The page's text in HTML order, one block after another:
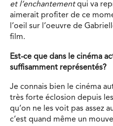
et l’enchantementqui va
aimerait profiter de ce
l’oeil sur l’oeuvre de
film.
Est-ce que dans le cinéma
suffisamment représentés?
Je connais bien le cinéma
très forte éclosion depuis
qu’on ne les voit pas assez
c’est quand même un